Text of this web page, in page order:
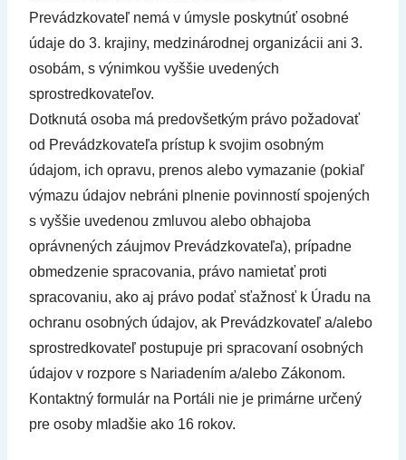
Prevádzkovateľ nemá v úmysle poskytnúť osobné
údaje do 3. krajiny, medzinárodnej organizácii ani 3.
osobám, s výnimkou vyššie uvedených
sprostredkovateľov.
Dotknutá osoba má predovšetkým právo požadovať
od Prevádzkovateľa prístup k svojim osobným
údajom, ich opravu, prenos alebo vymazanie (pokiaľ
výmazu údajov nebráni plnenie povinností spojených
s vyššie uvedenou zmluvou alebo obhajoba
oprávnených záujmov Prevádzkovateľa), prípadne
obmedzenie spracovania, právo namietať proti
spracovaniu, ako aj právo podať sťažnosť k Úradu na
ochranu osobných údajov, ak Prevádzkovateľ a/alebo
sprostredkovateľ postupuje pri spracovaní osobných
údajov v rozpore s Nariadením a/alebo Zákonom.
Kontaktný formulár na Portáli nie je primárne určený
pre osoby mladšie ako 16 rokov.